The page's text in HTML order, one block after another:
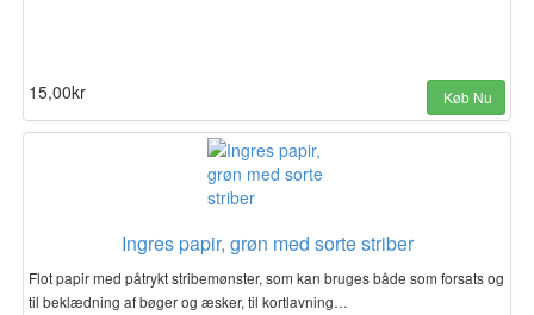
15,00kr Køb Nu
Ingres papir, grøn med sorte striber
Flot papir med påtrykt stribemønster, som kan bruges både som forsats og
til beklædning af bøger og æsker, til kortlavning…